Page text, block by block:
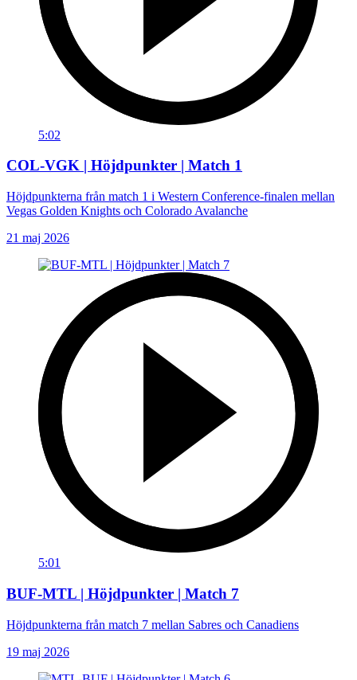
5:02
COL-VGK | Höjdpunkter | Match 1
Höjdpunkterna från match 1 i Western Conference-finalen mellan
Vegas Golden Knights och Colorado Avalanche
21 maj 2026
5:01
BUF-MTL | Höjdpunkter | Match 7
Höjdpunkterna från match 7 mellan Sabres och Canadiens
19 maj 2026